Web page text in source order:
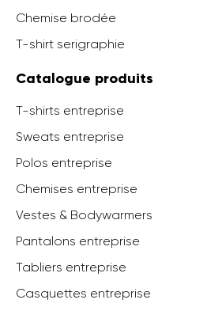
Chemise brodée
T-shirt serigraphie
Catalogue produits
T-shirts entreprise
Sweats entreprise
Polos entreprise
Chemises entreprise
Vestes & Bodywarmers
Pantalons entreprise
Tabliers entreprise
Casquettes entreprise